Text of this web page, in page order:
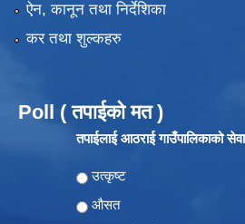
ऐन, कानून तथा निर्देशिका
कर तथा शुल्कहरु
Poll ( तपाईको मत )
तपाईलाई आठराई गाउँपालिकाको
Choices
उत्कृष्ट
औसत